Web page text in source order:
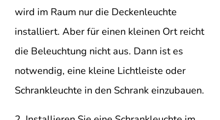
wird im Raum nur die Deckenleuchte
installiert. Aber für einen kleinen Ort reicht
die Beleuchtung nicht aus. Dann ist es
notwendig, eine kleine Lichtleiste oder
Schrankleuchte in den Schrank einzubauen.